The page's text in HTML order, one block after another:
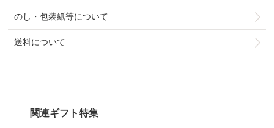
のし・包装紙等について
送料について
関連ギフト特集